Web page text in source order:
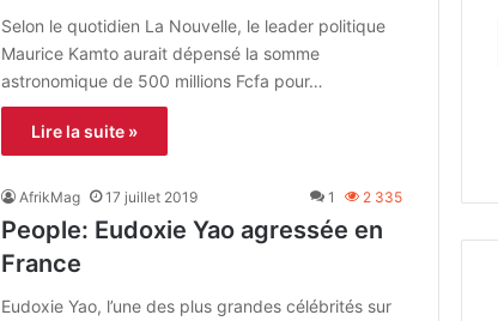
Selon le quotidien La Nouvelle, le leader politique
Maurice Kamto aurait dépensé la somme
astronomique de 500 millions Fcfa pour…
Lire la suite »
AfrikMag 17 juillet 2019 1 2 335
People: Eudoxie Yao agressée en
France
Eudoxie Yao, l’une des plus grandes célébrités sur